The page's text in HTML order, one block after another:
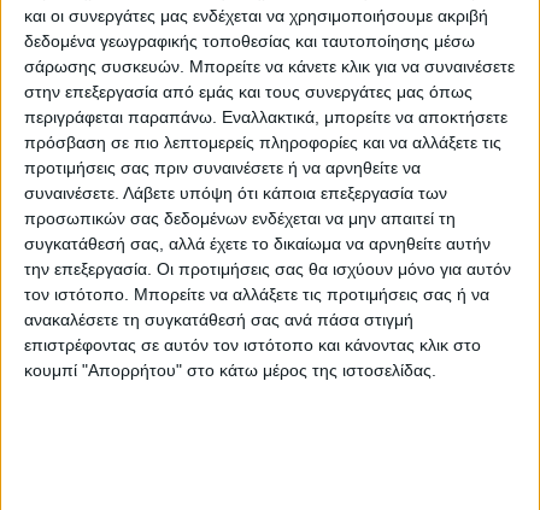
και οι συνεργάτες μας ενδέχεται να χρησιμοποιήσουμε ακριβή
δεδομένα γεωγραφικής τοποθεσίας και ταυτοποίησης μέσω
σάρωσης συσκευών. Μπορείτε να κάνετε κλικ για να συναινέσετε
στην επεξεργασία από εμάς και τους συνεργάτες μας όπως
περιγράφεται παραπάνω. Εναλλακτικά, μπορείτε να αποκτήσετε
πρόσβαση σε πιο λεπτομερείς πληροφορίες και να αλλάξετε τις
προτιμήσεις σας πριν συναινέσετε ή να αρνηθείτε να
συναινέσετε. Λάβετε υπόψη ότι κάποια επεξεργασία των
προσωπικών σας δεδομένων ενδέχεται να μην απαιτεί τη
συγκατάθεσή σας, αλλά έχετε το δικαίωμα να αρνηθείτε αυτήν
την επεξεργασία. Οι προτιμήσεις σας θα ισχύουν μόνο για αυτόν
τον ιστότοπο. Μπορείτε να αλλάξετε τις προτιμήσεις σας ή να
ανακαλέσετε τη συγκατάθεσή σας ανά πάσα στιγμή
επιστρέφοντας σε αυτόν τον ιστότοπο και κάνοντας κλικ στο
κουμπί "Απορρήτου" στο κάτω μέρος της ιστοσελίδας.
προέρχεται από παραγωγικές φυτείες ή
ετήσιες καλλιέργειες. Ζητείται να
αποσαφηνιστεί ότι αυτό δεν αφορά
κτηνοτρόφους. Σε επικοινωνία της Αgrenda µε
τις διαχειριστικές αρχές, επιβεβαιώθηκε ότι η
παραπάνω παράγραφος αφορά µόνο τη
φυτική παραγωγή. Για τους κτηνοτρόφους,
ενδέχεται να µπει ανάλογη παράγραφος για
ενήλικα ζώα, κάτι που µένει να επιβεβαιωθεί.
Ποσό ενίσχυσης:Η φυτική παραγωγή µε βάση
την πρόσκληση έχει ως βασικό ποσό
ενίσχυσης τα 30.000 ευρώ. Ζητείται η αύξησή